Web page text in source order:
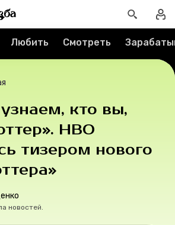
Любить Смотреть
кто вы,
HBO
тизером нового
новостей.